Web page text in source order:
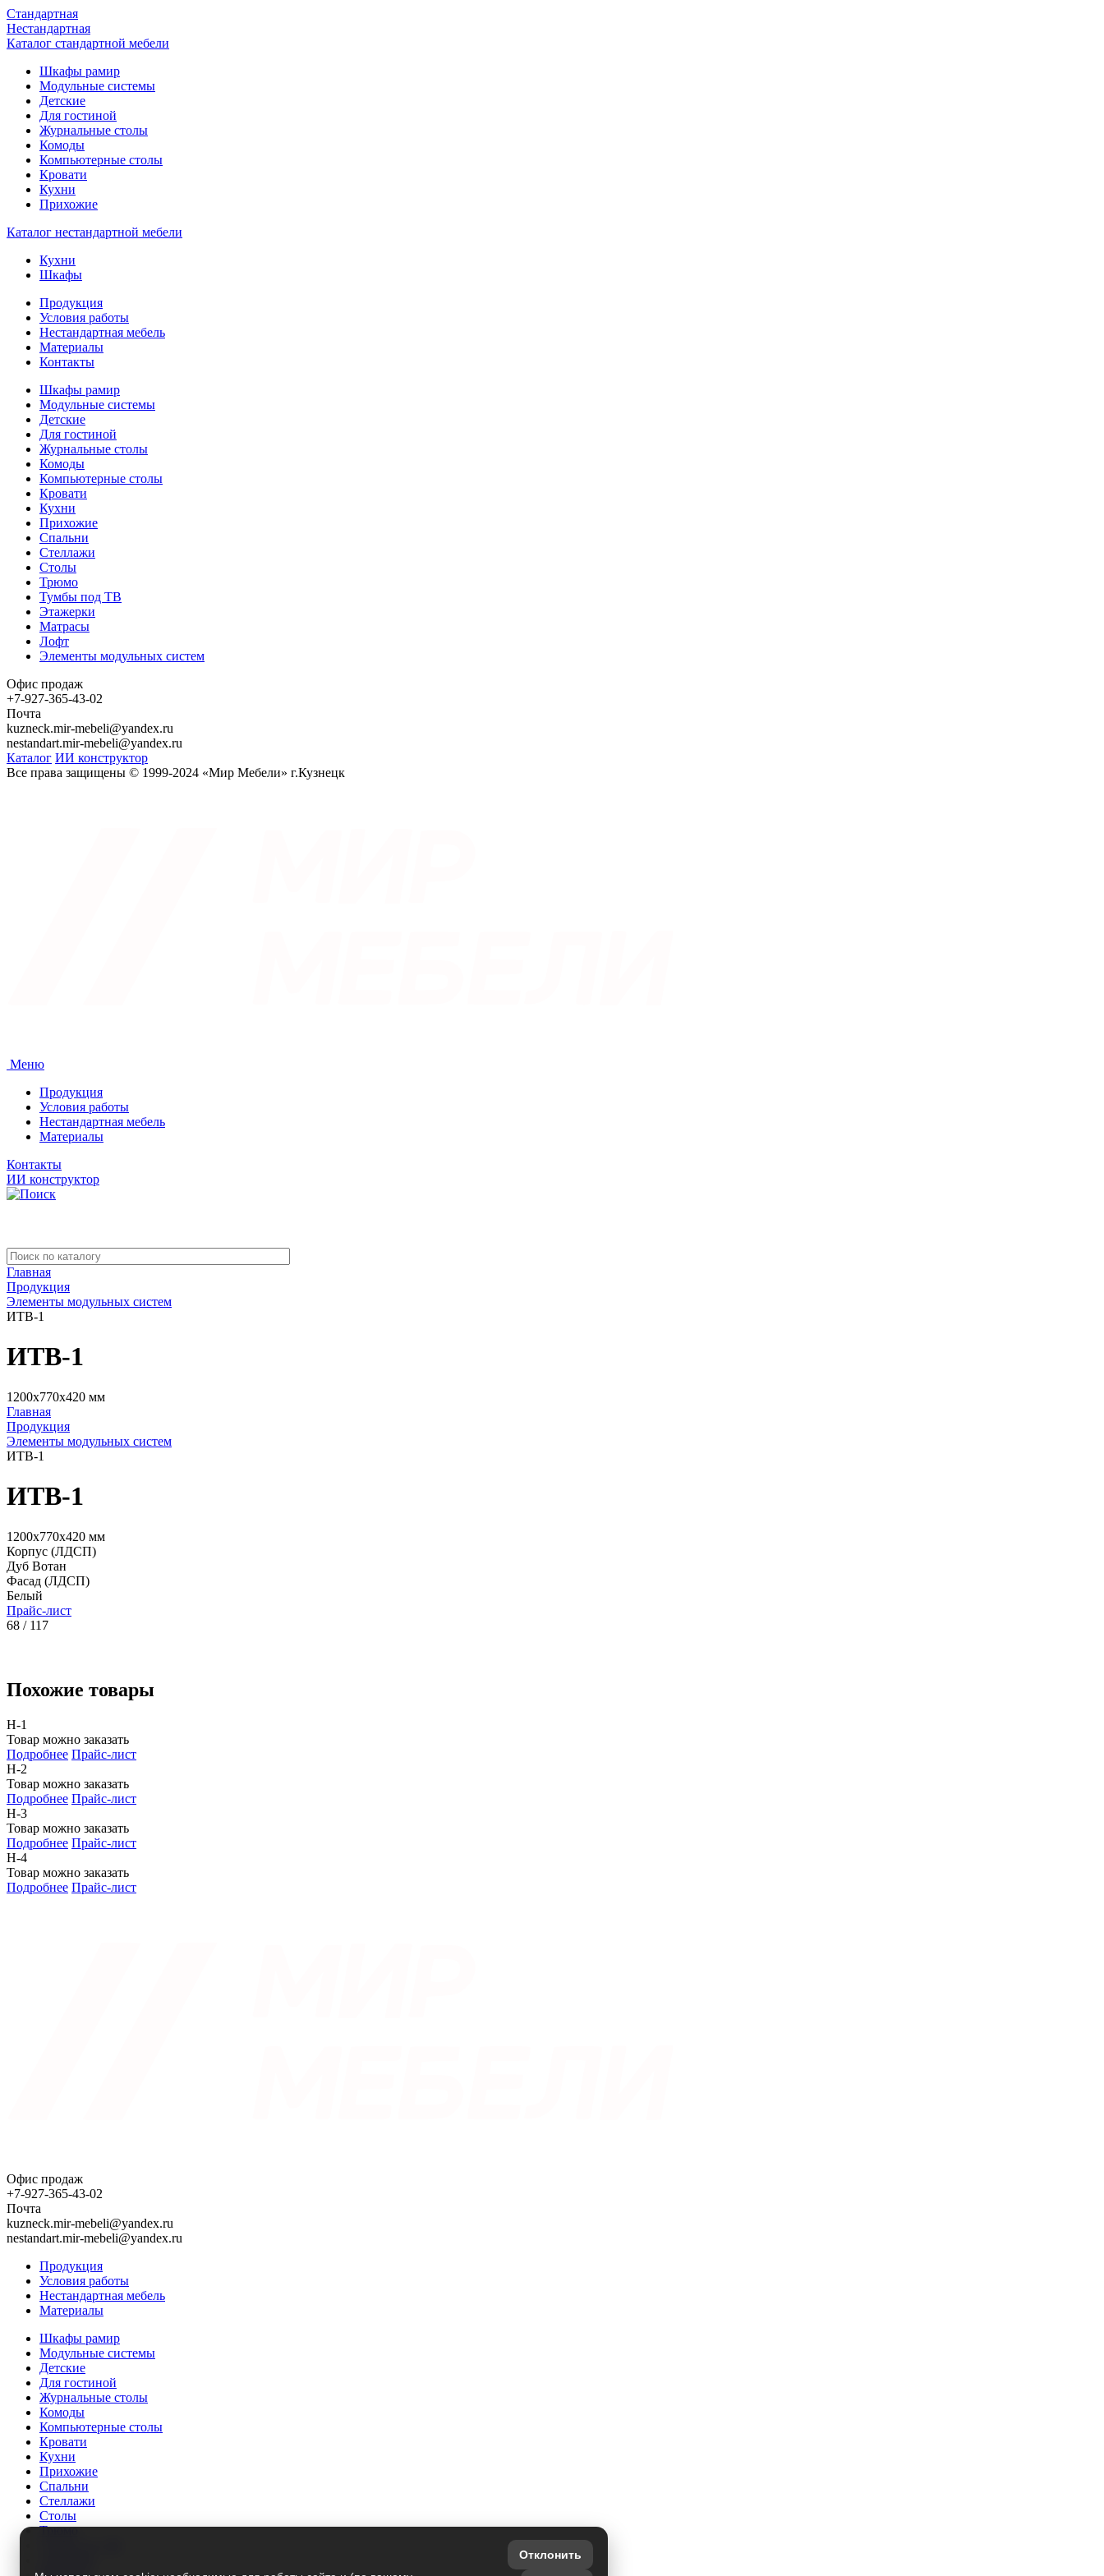
Стандартная
Нестандартная
Каталог стандартной мебели
Шкафы рамир
Модульные системы
Детские
Для гостиной
Журнальные столы
Комоды
Компьютерные столы
Кровати
Кухни
Прихожие
Каталог нестандартной мебели
Кухни
Шкафы
Продукция
Условия работы
Нестандартная мебель
Материалы
Контакты
Шкафы рамир
Модульные системы
Детские
Для гостиной
Журнальные столы
Комоды
Компьютерные столы
Кровати
Кухни
Прихожие
Спальни
Стеллажи
Столы
Трюмо
Тумбы под ТВ
Этажерки
Матрасы
Лофт
Элементы модульных систем
Офис продаж
+7-927-365-43-02
Почта
kuzneck.mir-mebeli@yandex.ru
nestandart.mir-mebeli@yandex.ru
Каталог ИИ конструктор
Все права защищены © 1999-2024 «Мир Мебели» г.Кузнецк
Меню
Продукция
Условия работы
Нестандартная мебель
Материалы
Контакты
ИИ конструктор
Главная
Продукция
Элементы модульных систем
ИТВ-1
ИТВ-1
1200x770x420 мм
Главная
Продукция
Элементы модульных систем
ИТВ-1
ИТВ-1
1200x770x420 мм
Корпус (ЛДСП)
Дуб Вотан
Фасад (ЛДСП)
Белый
Прайс-лист
68 / 117
Похожие товары
Н-1
Товар можно заказать
Подробнее Прайс-лист
Н-2
Товар можно заказать
Подробнее Прайс-лист
Н-3
Товар можно заказать
Подробнее Прайс-лист
Н-4
Товар можно заказать
Подробнее Прайс-лист
Офис продаж
+7-927-365-43-02
Почта
kuzneck.mir-mebeli@yandex.ru
nestandart.mir-mebeli@yandex.ru
Продукция
Условия работы
Нестандартная мебель
Материалы
Шкафы рамир
Модульные системы
Детские
Для гостиной
Журнальные столы
Комоды
Компьютерные столы
Кровати
Кухни
Прихожие
Спальни
Стеллажи
Столы
Трюмо
Отклонить